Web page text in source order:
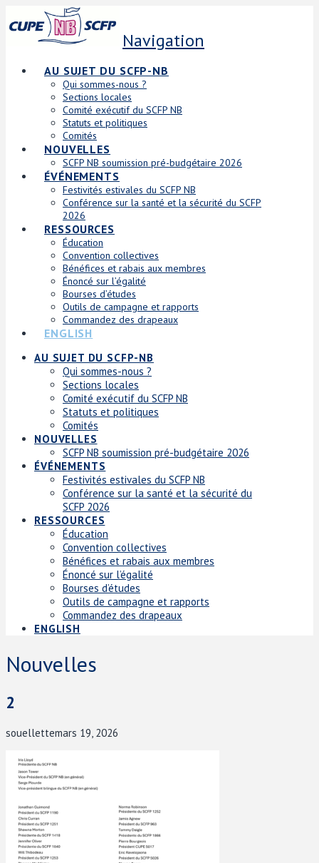
Navigation
AU SUJET DU SCFP-NB
Qui sommes-nous ?
Sections locales
Comité exécutif du SCFP NB
Statuts et politiques
Comités
NOUVELLES
SCFP NB soumission pré-budgétaire 2026
ÉVÉNEMENTS
Festivités estivales du SCFP NB
Conférence sur la santé et la sécurité du SCFP
2026
RESSOURCES
Éducation
Convention collectives
Bénéfices et rabais aux membres
Énoncé sur l’égalité
Bourses d’études
Outils de campagne et rapports
Commandez des drapeaux
ENGLISH
AU SUJET DU SCFP-NB
Qui sommes-nous ?
Sections locales
Comité exécutif du SCFP NB
Statuts et politiques
Comités
NOUVELLES
SCFP NB soumission pré-budgétaire 2026
ÉVÉNEMENTS
Festivités estivales du SCFP NB
Conférence sur la santé et la sécurité du
SCFP 2026
RESSOURCES
Éducation
Convention collectives
Bénéfices et rabais aux membres
Énoncé sur l’égalité
Bourses d’études
Outils de campagne et rapports
Commandez des drapeaux
ENGLISH
Nouvelles
2
souellettemars 19, 2026